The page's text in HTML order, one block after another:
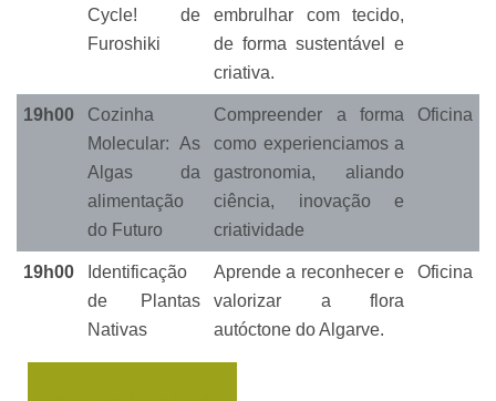
Cycle! de
Furoshiki
embrulhar com tecido,
de forma sustentável e
criativa.
19h00
Cozinha
Molecular: As
Algas da
alimentação
do Futuro
Compreender a forma
como experienciamos a
gastronomia, aliando
ciência, inovação e
criatividade
Oficina
19h00
Identificação
de Plantas
Nativas
Aprende a reconhecer e
valorizar a flora
autóctone do Algarve.
Oficina